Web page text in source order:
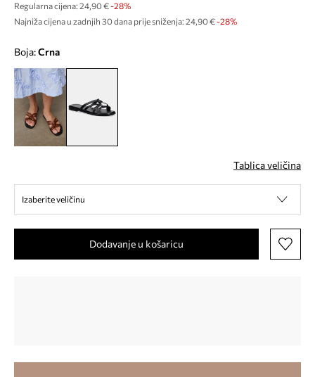
Regularna cijena: 24,90 €-28%
Najniža cijena u zadnjih 30 dana prije sniženja: 24,90 € -28%
Boja: crna
Tablica veličina
Izaberite veličinu
Dodavanje u košaricu